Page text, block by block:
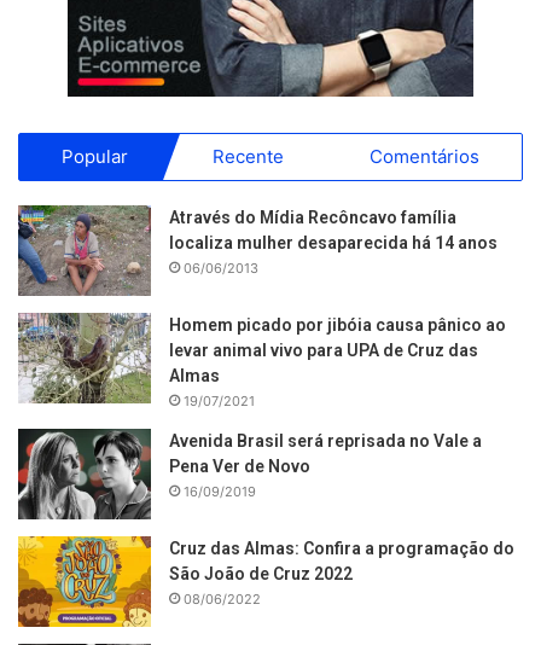
Popular Recente Comentários
Através do Mídia Recôncavo família
localiza mulher desaparecida há 14 anos
06/06/2013
Homem picado por jibóia causa pânico ao
levar animal vivo para UPA de Cruz das
Almas
19/07/2021
Avenida Brasil será reprisada no Vale a
Pena Ver de Novo
16/09/2019
Cruz das Almas: Confira a programação do
São João de Cruz 2022
08/06/2022